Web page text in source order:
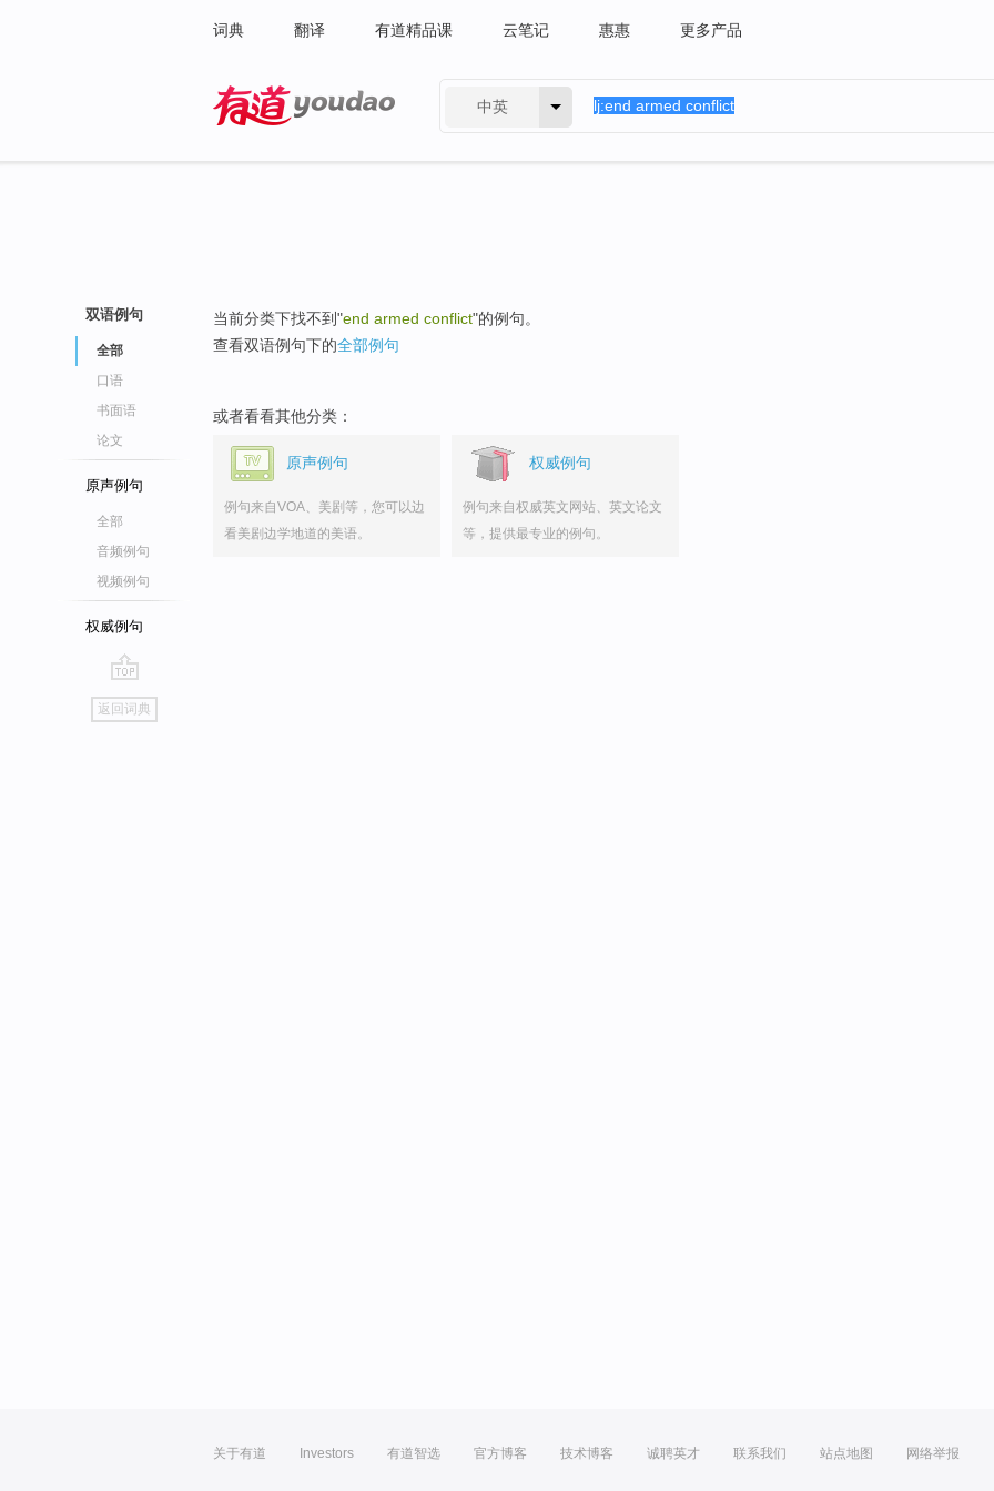
词典 翻译 有道精品课 云笔记 惠惠 更多产品
中英
双语例句
全部
口语
书面语
论文
原声例句
全部
音频例句
视频例句
权威例句
go
top
返回词典
当前分类下找不到"end armed conflict"的例句。
查看双语例句下的全部例句
或者看看其他分类：
原声例句
例句来自VOA、美剧等，您可以边
看美剧边学地道的美语。
权威例句
例句来自权威英文网站、英文论文
等，提供最专业的例句。
关于有道 Investors 有道智选 官方博客 技术博客 诚聘英才 联系我们 站点地图 网络举报